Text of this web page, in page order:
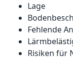
Lage
Fehlende
Risiken für